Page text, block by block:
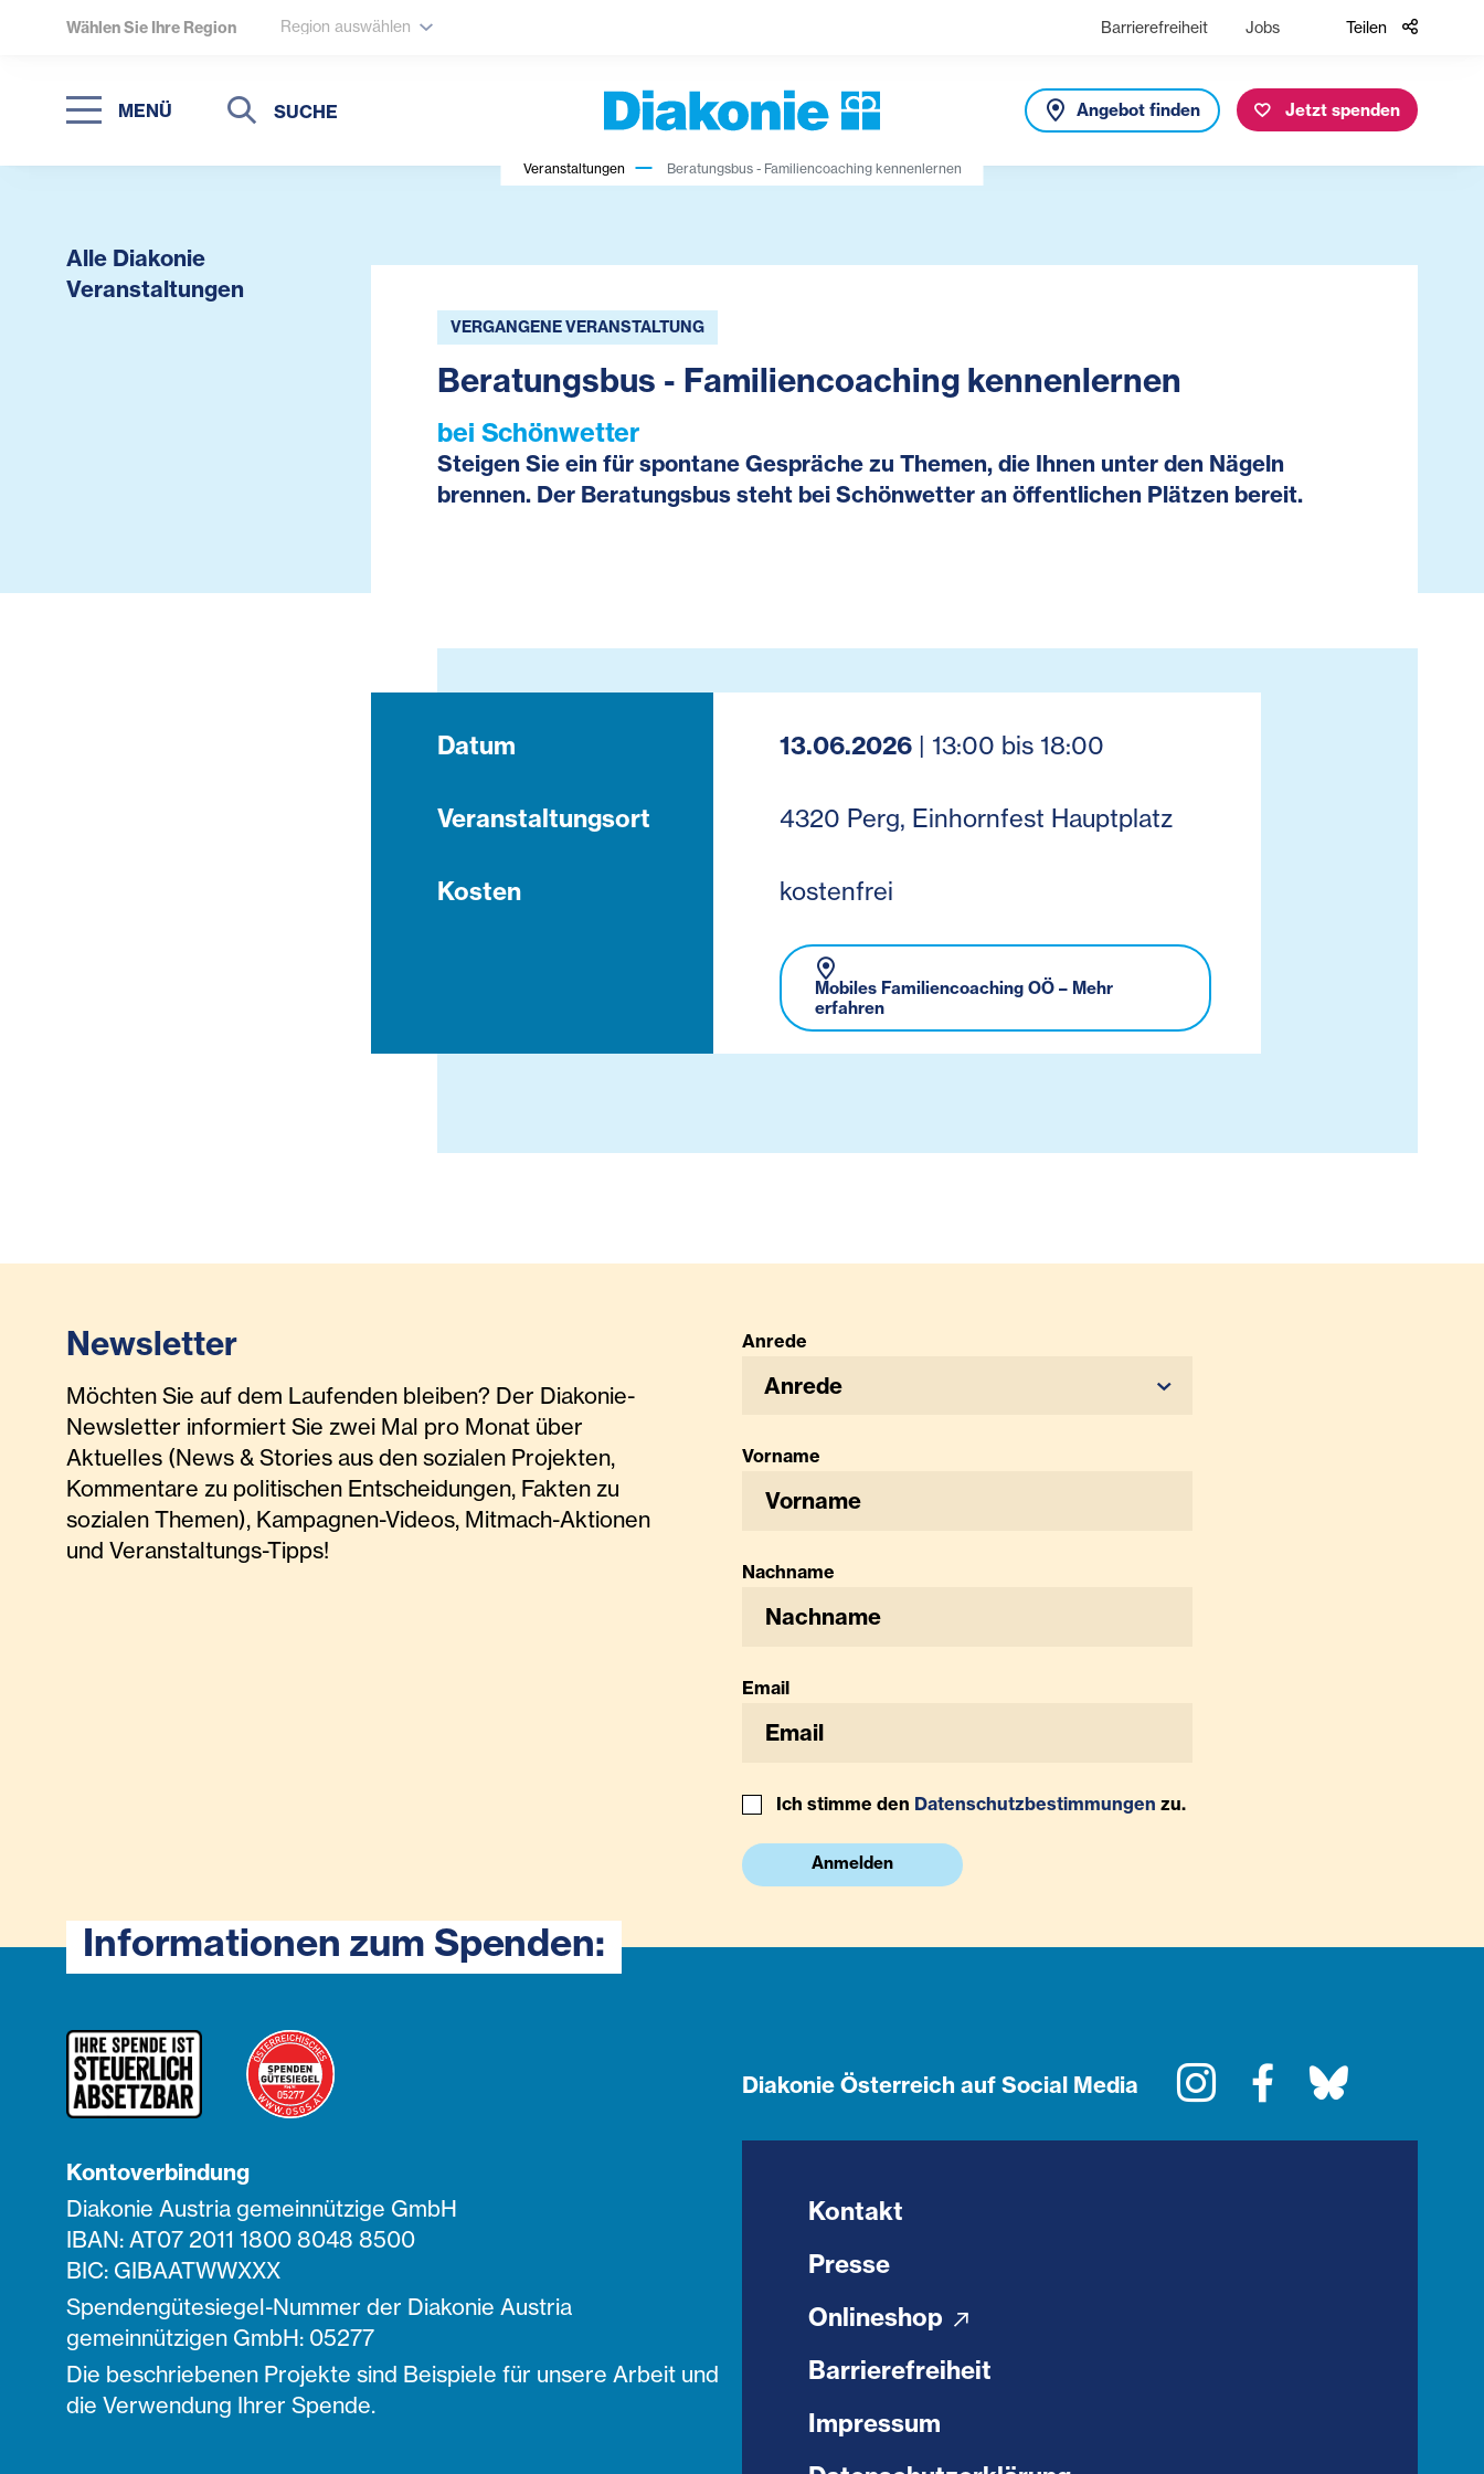
Wählen Sie Ihre Region Region auswählen Barrierefreiheit Jobs Teilen
MENÜ
Suche
Suche
Angebot finden Jetzt spenden
Veranstaltungen Beratungsbus - Familiencoaching kennenlernen
Alle Diakonie
Veranstaltungen
VERGANGENE VERANSTALTUNG
Beratungsbus - Familiencoaching kennenlernen
bei Schönwetter
Steigen Sie ein für spontane Gespräche zu Themen, die Ihnen unter den Nägeln
brennen. Der Beratungsbus steht bei Schönwetter an öffentlichen Plätzen bereit.
Datum 13.06.2026 | 13:00 bis 18:00
Veranstaltungsort 4320 Perg, Einhornfest Hauptplatz
Kosten kostenfrei
Mobiles Familiencoaching OÖ – Mehr
erfahren
Newsletter
Möchten Sie auf dem Laufenden bleiben? Der Diakonie-
Newsletter informiert Sie zwei Mal pro Monat über
Aktuelles (News & Stories aus den sozialen Projekten,
Kommentare zu politischen Entscheidungen, Fakten zu
sozialen Themen), Kampagnen-Videos, Mitmach-Aktionen
und Veranstaltungs-Tipps!
Anrede
Anrede
Vorname
Nachname
Email
Ich stimme den Datenschutzbestimmungen zu.
Anmelden
Informationen zum Spenden:
Kontoverbindung
Diakonie Austria gemeinnützige GmbH
IBAN: AT07 2011 1800 8048 8500
BIC: GIBAATWWXXX
Spendengütesiegel-Nummer der Diakonie Austria
gemeinnützigen GmbH: 05277
Die beschriebenen Projekte sind Beispiele für unsere Arbeit und
die Verwendung Ihrer Spende.
Diakonie Österreich auf Social Media InstagramFacebook
Kontakt
Presse
Onlineshop
Barrierefreiheit
Impressum